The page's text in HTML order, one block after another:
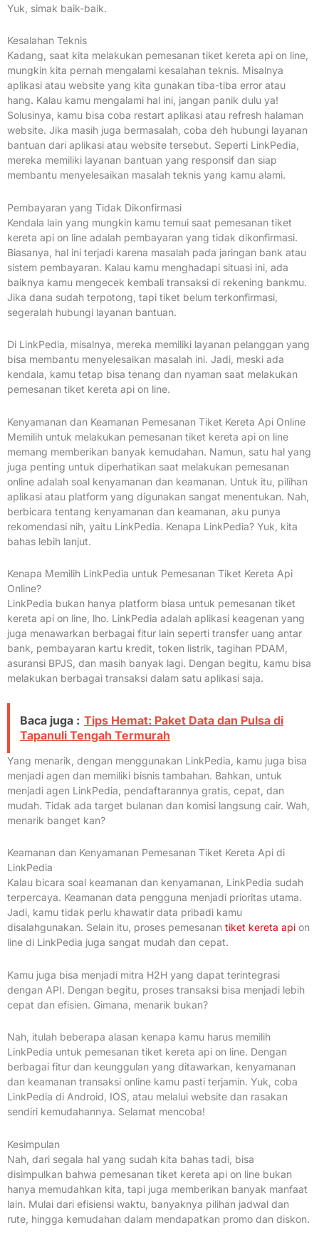
Yuk, simak baik-baik.
Kesalahan Teknis
Kadang, saat kita melakukan pemesanan tiket kereta api on line,
mungkin kita pernah mengalami kesalahan teknis. Misalnya
aplikasi atau website yang kita gunakan tiba-tiba error atau
hang. Kalau kamu mengalami hal ini, jangan panik dulu ya!
Solusinya, kamu bisa coba restart aplikasi atau refresh halaman
website. Jika masih juga bermasalah, coba deh hubungi layanan
bantuan dari aplikasi atau website tersebut. Seperti LinkPedia,
mereka memiliki layanan bantuan yang responsif dan siap
membantu menyelesaikan masalah teknis yang kamu alami.
Pembayaran yang Tidak Dikonfirmasi
Kendala lain yang mungkin kamu temui saat pemesanan tiket
kereta api on line adalah pembayaran yang tidak dikonfirmasi.
Biasanya, hal ini terjadi karena masalah pada jaringan bank atau
sistem pembayaran. Kalau kamu menghadapi situasi ini, ada
baiknya kamu mengecek kembali transaksi di rekening bankmu.
Jika dana sudah terpotong, tapi tiket belum terkonfirmasi,
segeralah hubungi layanan bantuan.
Di LinkPedia, misalnya, mereka memiliki layanan pelanggan yang
bisa membantu menyelesaikan masalah ini. Jadi, meski ada
kendala, kamu tetap bisa tenang dan nyaman saat melakukan
pemesanan tiket kereta api on line.
Kenyamanan dan Keamanan Pemesanan Tiket Kereta Api Online
Memilih untuk melakukan pemesanan tiket kereta api on line
memang memberikan banyak kemudahan. Namun, satu hal yang
juga penting untuk diperhatikan saat melakukan pemesanan
online adalah soal kenyamanan dan keamanan. Untuk itu, pilihan
aplikasi atau platform yang digunakan sangat menentukan. Nah,
berbicara tentang kenyamanan dan keamanan, aku punya
rekomendasi nih, yaitu LinkPedia. Kenapa LinkPedia? Yuk, kita
bahas lebih lanjut.
Kenapa Memilih LinkPedia untuk Pemesanan Tiket Kereta Api
Online?
LinkPedia bukan hanya platform biasa untuk pemesanan tiket
kereta api on line, lho. LinkPedia adalah aplikasi keagenan yang
juga menawarkan berbagai fitur lain seperti transfer uang antar
bank, pembayaran kartu kredit, token listrik, tagihan PDAM,
asuransi BPJS, dan masih banyak lagi. Dengan begitu, kamu bisa
melakukan berbagai transaksi dalam satu aplikasi saja.
Baca juga : Tips Hemat: Paket Data dan Pulsa di
Tapanuli Tengah Termurah
Yang menarik, dengan menggunakan LinkPedia, kamu juga bisa
menjadi agen dan memiliki bisnis tambahan. Bahkan, untuk
menjadi agen LinkPedia, pendaftarannya gratis, cepat, dan
mudah. Tidak ada target bulanan dan komisi langsung cair. Wah,
menarik banget kan?
Keamanan dan Kenyamanan Pemesanan Tiket Kereta Api di
LinkPedia
Kalau bicara soal keamanan dan kenyamanan, LinkPedia sudah
terpercaya. Keamanan data pengguna menjadi prioritas utama.
Jadi, kamu tidak perlu khawatir data pribadi kamu
disalahgunakan. Selain itu, proses pemesanan tiket kereta api on
line di LinkPedia juga sangat mudah dan cepat.
Kamu juga bisa menjadi mitra H2H yang dapat terintegrasi
dengan API. Dengan begitu, proses transaksi bisa menjadi lebih
cepat dan efisien. Gimana, menarik bukan?
Nah, itulah beberapa alasan kenapa kamu harus memilih
LinkPedia untuk pemesanan tiket kereta api on line. Dengan
berbagai fitur dan keunggulan yang ditawarkan, kenyamanan
dan keamanan transaksi online kamu pasti terjamin. Yuk, coba
LinkPedia di Android, IOS, atau melalui website dan rasakan
sendiri kemudahannya. Selamat mencoba!
Kesimpulan
Nah, dari segala hal yang sudah kita bahas tadi, bisa
disimpulkan bahwa pemesanan tiket kereta api on line bukan
hanya memudahkan kita, tapi juga memberikan banyak manfaat
lain. Mulai dari efisiensi waktu, banyaknya pilihan jadwal dan
rute, hingga kemudahan dalam mendapatkan promo dan diskon.